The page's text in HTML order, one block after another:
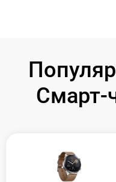
Смарт-